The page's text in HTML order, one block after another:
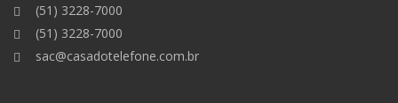
(51) 3228-7000
(51) 3228-7000
sac@casadotelefone.com.br